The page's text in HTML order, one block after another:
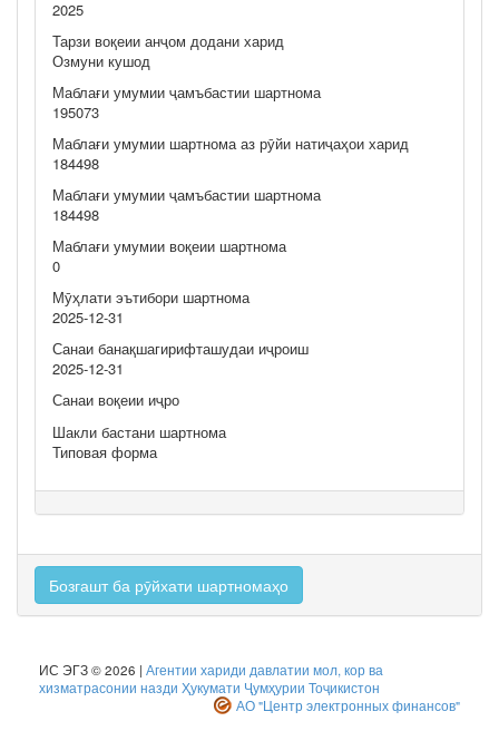
2025
Тарзи воқеии анҷом додани харид
Озмуни кушод
Маблағи умумии ҷамъбастии шартнома
195073
Маблағи умумии шартнома аз рӯйи натиҷаҳои харид
184498
Маблағи умумии ҷамъбастии шартнома
184498
Маблағи умумии воқеии шартнома
0
Мӯҳлати эътибори шартнома
2025-12-31
Санаи банақшагирифташудаи иҷроиш
2025-12-31
Санаи воқеии иҷро
Шакли бастани шартнома
Типовая форма
Бозгашт ба рӯйхати шартномаҳо
ИС ЭГЗ © 2026 | Агентии хариди давлатии мол, кор ва
хизматрасонии назди Ҳукумати Ҷумҳурии Тоҷикистон
АО "Центр электронных финансов"